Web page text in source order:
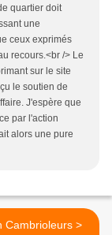
quartier doit
une
ceux exprimés
recours.<br /> Le
sur le site
le soutien de
J'espère que
par l'action
alors une pure
Attention Cambrioleurs >